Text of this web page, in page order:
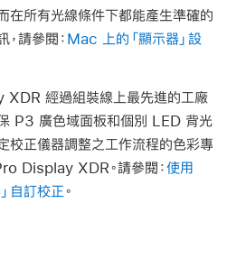
在所有光線條件下都能產生準確的
請參閱： Mac 上的「顯示器」設
經過組裝線上最先進的工廠
P3 廣色域面板和個別 LED 背光
校正儀器調整之工作流程的色彩專
Display XDR。請參閱：使用
自訂校正。